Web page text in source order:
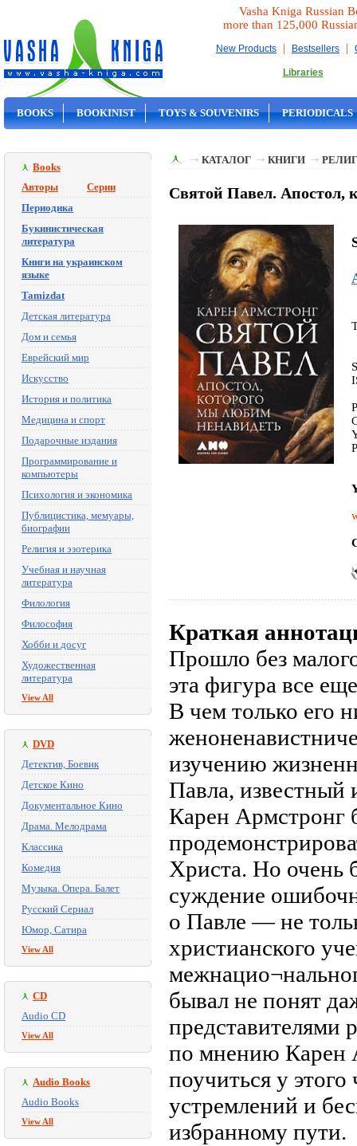
Vasha Kniga Russian
more than 125,000
New Products | Bestsellers |
Libraries
BOOKS BOOKINIST TOYS & SOUVENIRS PERIODICALS
Books
Авторы
Серии
Периодика
Букинистическая
литература
Книги на украинском
языке
Tamizdat
Детская литература
Дом и семья
Еврейский мир
Искусство
История и политика
Медицина и спорт
Подарочные издания
Программирование и
компьютеры
Психология и экономика
Публицистика, мемуары,
биографии
Религия и эзотерика
Учебная и научная
литература
Филология
Философия
Хобби и досуг
Художественная
литература
View All
DVD
Детектив, Боевик
Детское Кино
Документальное Кино
Драма. Мелодрама
Классика
Комедия
Музыка. Опера. Балет
Русский Сериал
Юмор, Сатира
View All
CD
Audio CD
View All
Audio Books
Audio Books
View All
КАТАЛОГ КНИГИ
Святой Павел. Апостол,
Краткая
Прошло без
эта фигура все
В чем только его
изучению
Павла, известный
Карен Армстронг
Христа. Но очень
суждение
о Павле — не
христианского
бывал не понят
представителями
по мнению Карен
поучиться у
устремлений и
избранному пути.